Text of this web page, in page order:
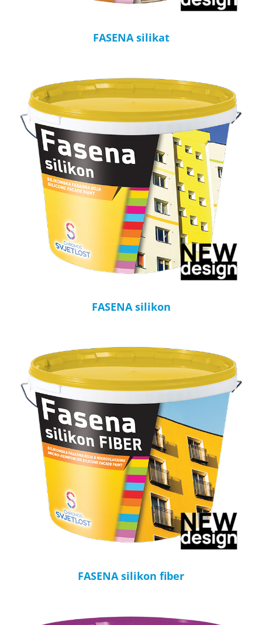
FASENA silikat
FASENA silikon
FASENA silikon fiber